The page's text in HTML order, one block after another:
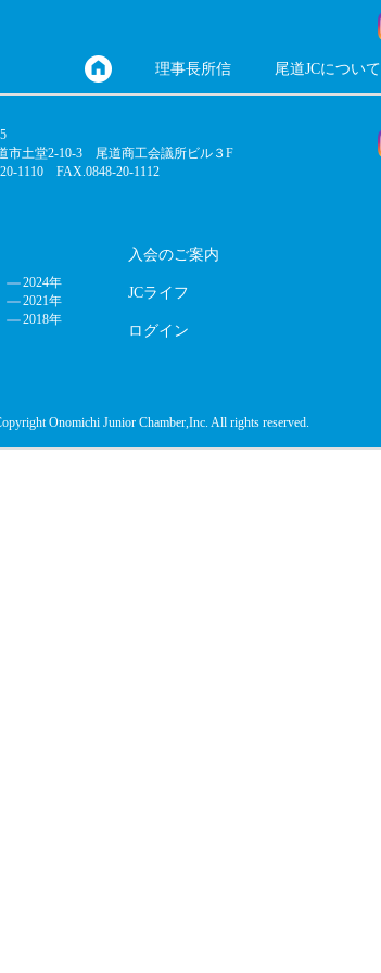
理事長所信 尾道JCについて
市土堂2-10-3 尾道商工会議所ビル３F
1110 FAX.0848-20-1112
2024年
2021年
2018年
入会のご案内
JCライフ
ログイン
Onomichi Junior Chamber,Inc. All rights reserved.